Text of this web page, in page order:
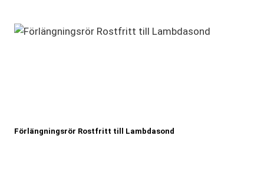
Förlängningsrör Rostfritt till Lambdasond